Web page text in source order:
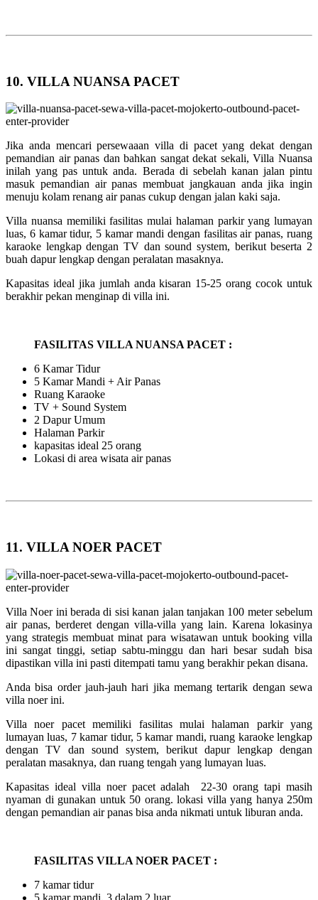
10. VILLA NUANSA PACET
Jika anda mencari persewaaan villa di pacet yang dekat dengan
pemandian air panas dan bahkan sangat dekat sekali, Villa Nuansa
inilah yang pas untuk anda. Berada di sebelah kanan jalan pintu
masuk pemandian air panas membuat jangkauan anda jika ingin
menuju kolam renang air panas cukup dengan jalan kaki saja.
Villa nuansa memiliki fasilitas mulai halaman parkir yang lumayan
luas, 6 kamar tidur, 5 kamar mandi dengan fasilitas air panas, ruang
karaoke lengkap dengan TV dan sound system, berikut beserta 2
buah dapur lengkap dengan peralatan masaknya.
Kapasitas ideal jika jumlah anda kisaran 15-25 orang cocok untuk
berakhir pekan menginap di villa ini.
FASILITAS VILLA NUANSA PACET :
6 Kamar Tidur
5 Kamar Mandi + Air Panas
Ruang Karaoke
TV + Sound System
2 Dapur Umum
Halaman Parkir
kapasitas ideal 25 orang
Lokasi di area wisata air panas
11. VILLA NOER PACET
Villa Noer ini berada di sisi kanan jalan tanjakan 100 meter sebelum
air panas, berderet dengan villa-villa yang lain. Karena lokasinya
yang strategis membuat minat para wisatawan untuk booking villa
ini sangat tinggi, setiap sabtu-minggu dan hari besar sudah bisa
dipastikan villa ini pasti ditempati tamu yang berakhir pekan disana.
Anda bisa order jauh-jauh hari jika memang tertarik dengan sewa
villa noer ini.
Villa noer pacet memiliki fasilitas mulai halaman parkir yang
lumayan luas, 7 kamar tidur, 5 kamar mandi, ruang karaoke lengkap
dengan TV dan sound system, berikut dapur lengkap dengan
peralatan masaknya, dan ruang tengah yang lumayan luas.
Kapasitas ideal villa noer pacet adalah 22-30 orang tapi masih
nyaman di gunakan untuk 50 orang. lokasi villa yang hanya 250m
dengan pemandian air panas bisa anda nikmati untuk liburan anda.
FASILITAS VILLA NOER PACET :
7 kamar tidur
5 kamar mandi, 3 dalam 2 luar